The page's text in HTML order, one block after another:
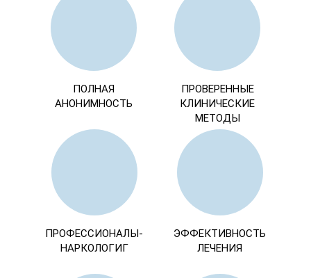
ПОЛНАЯ
АНОНИМНОСТЬ
ПРОВЕРЕННЫЕ
КЛИНИЧЕСКИЕ
МЕТОДЫ
ПРОФЕССИОНАЛЫ-
НАРКОЛОГИГ
ЭФФЕКТИВНОСТЬ
ЛЕЧЕНИЯ